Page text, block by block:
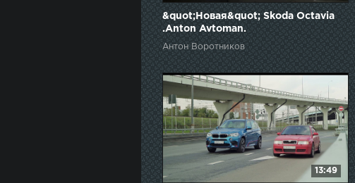
&quot;Новая&quot; Skoda Octavia
.Anton Avtoman.
Антон Воротников
13:49